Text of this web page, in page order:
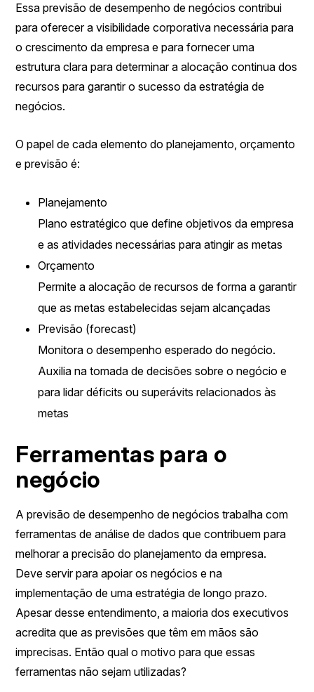
Essa previsão de desempenho de negócios contribui
para oferecer a visibilidade corporativa necessária para
o crescimento da empresa e para fornecer uma
estrutura clara para determinar a alocação continua dos
recursos para garantir o sucesso da estratégia de
negócios.
O papel de cada elemento do planejamento, orçamento
e previsão é:
Planejamento
Plano estratégico que define objetivos da empresa
e as atividades necessárias para atingir as metas
Orçamento
Permite a alocação de recursos de forma a garantir
que as metas estabelecidas sejam alcançadas
Previsão (forecast)
Monitora o desempenho esperado do negócio.
Auxilia na tomada de decisões sobre o negócio e
para lidar déficits ou superávits relacionados às
metas
Ferramentas para o
negócio
A previsão de desempenho de negócios trabalha com
ferramentas de análise de dados que contribuem para
melhorar a precisão do planejamento da empresa.
Deve servir para apoiar os negócios e na
implementação de uma estratégia de longo prazo.
Apesar desse entendimento, a maioria dos executivos
acredita que as previsões que têm em mãos são
imprecisas. Então qual o motivo para que essas
ferramentas não sejam utilizadas?